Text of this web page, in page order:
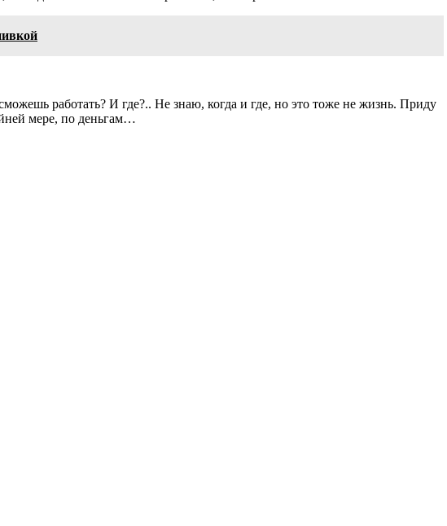
работать? И где?.. Не знаю, когда и где, но это тоже не жизнь. Приду
мере, по деньгам…